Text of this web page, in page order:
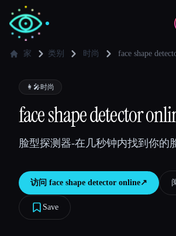
✍️写作者
💻 📈
家 类别 时尚 face shape
👩‍🎤时尚
face shape detector
脸型探测器-在几秒钟内找到你的
访问 face shape detector online↗︎
Save